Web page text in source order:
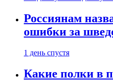
Россиянам
ошибки за
1 день спустя
Какие полки в